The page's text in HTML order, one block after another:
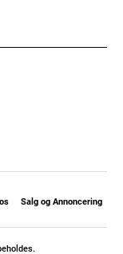
Salg og Annoncering